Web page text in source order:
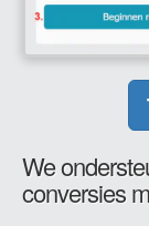
We
conversies